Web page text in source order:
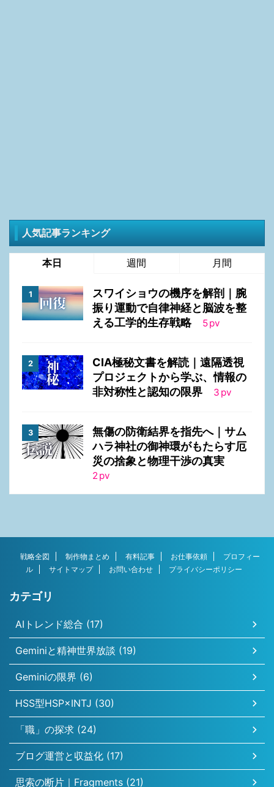
人気記事ランキング
本日 週間 月間
スワイショウの機序を解剖｜腕
振り運動で自律神経と脳波を整
える工学的生存戦略
5pv
CIA極秘文書を解読｜遠隔透視
プロジェクトから学ぶ、情報の
非対称性と認知の限界
3 pv
無傷の防衛結界を指先へ｜サム
ハラ神社の御神環がもたらす厄
災の捨象と物理干渉の真実
2 pv
戦略全図 制作物まとめ 有料記事 お仕事依頼
プロフィー
ル
サイトマップ お問い合わせ プライバシーポリシー
カテゴリ
AIトレンド総合 (17)
Geminiと精神世界放談 (19)
Geminiの限界 (6)
HSS型HSP×INTJ (30)
「職」の探求 (24)
ブログ運営と収益化 (17)
思索の断片｜Fragments (21)